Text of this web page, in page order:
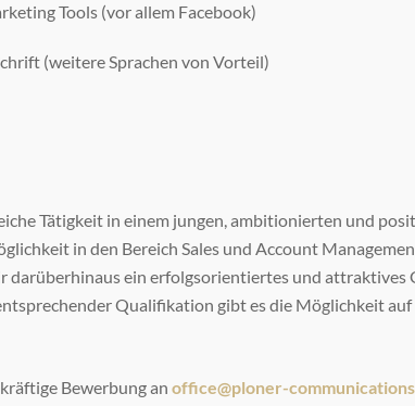
Tools (vor allem Facebook)
(weitere Sprachen von Vorteil)
Tätigkeit in einem jungen, ambitionierten und
in den Bereich Sales und Account
darüberhinaus ein erfolgsorientiertes und attraktives
Qualifikation gibt es die Möglichkeit
Bewerbung an office@ploner-